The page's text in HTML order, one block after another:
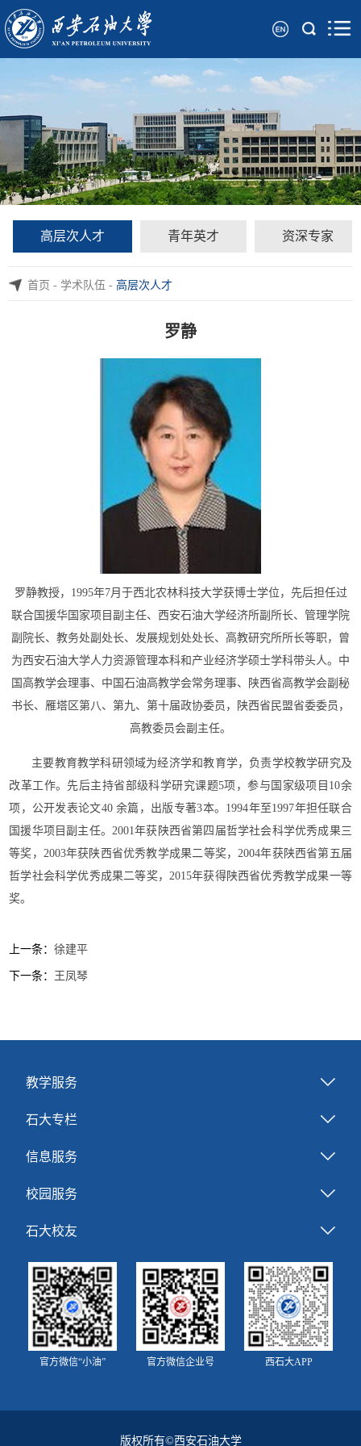
高层次人才 青年英才 资深专家
首页- 学术队伍- 高层次人才
罗静
罗静教授，1995年7月于西北农林科技大学获博士学位，先后担任过
联合国援华国家项目副主任、西安石油大学经济所副所长、管理学院
副院长、教务处副处长、发展规划处处长、高教研究所所长等职，曾
为西安石油大学人力资源管理本科和产业经济学硕士学科带头人。中
国高教学会理事、中国石油高教学会常务理事、陕西省高教学会副秘
书长、雁塔区第八、第九、第十届政协委员，陕西省民盟省委委员，
高教委员会副主任。
主要教育教学科研领域为经济学和教育学，负责学校教学研究及
改革工作。先后主持省部级科学研究课题5项，参与国家级项目10余
项，公开发表论文40 余篇，出版专著3本。1994年至1997年担任联合
国援华项目副主任。2001年获陕西省第四届哲学社会科学优秀成果三
等奖，2003年获陕西省优秀教学成果二等奖，2004年获陕西省第五届
哲学社会科学优秀成果二等奖，2015年获得陕西省优秀教学成果一等
奖。
上一条：徐建平
下一条： 王凤琴
教学服务
石大专栏
信息服务
校园服务
石大校友
官方微信“小油” 官方微信企业号 西石大APP
版权所有©西安石油大学